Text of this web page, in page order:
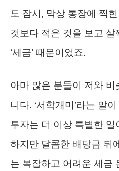
도 잠시, 막상 통장에 찍
것보다 적은 것을 보고 살
‘세금’ 때문이었죠.
아마 많은 분들이 저와 비
니다. ‘서학개미’라는 말
투자는 더 이상 특별한
하지만 달콤한 배당금 뒤
는 복잡하고 어려운 세금